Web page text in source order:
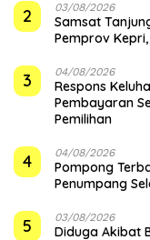
2 03/08/2026
Samsat
Pemprov
3 04/08/2026
‎Respons
Pembayaran
Pemilihan
4 04/08/2026
Pompong
Penumpang
5 03/08/2026
Diduga Akibat